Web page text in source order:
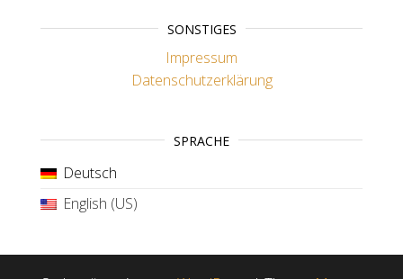
SONSTIGES
Impressum
Datenschutzerklärung
SPRACHE
Deutsch
English (US)